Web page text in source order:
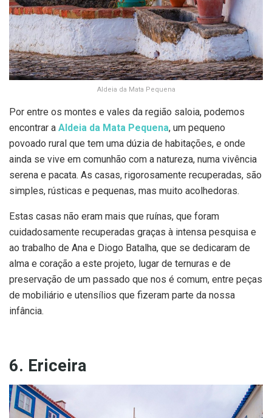
Aldeia da Mata Pequena
Por entre os montes e vales da região saloia, podemos
encontrar a Aldeia da Mata Pequena, um pequeno
povoado rural que tem uma dúzia de habitações, e onde
ainda se vive em comunhão com a natureza, numa vivência
serena e pacata. As casas, rigorosamente recuperadas, são
simples, rústicas e pequenas, mas muito acolhedoras.
Estas casas não eram mais que ruínas, que foram
cuidadosamente recuperadas graças à intensa pesquisa e
ao trabalho de Ana e Diogo Batalha, que se dedicaram de
alma e coração a este projeto, lugar de ternuras e de
preservação de um passado que nos é comum, entre peças
de mobiliário e utensílios que fizeram parte da nossa
infância.
6. Ericeira